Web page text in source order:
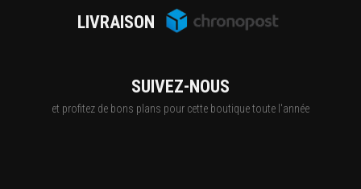
LIVRAISON
SUIVEZ-NOUS
et profitez de bons plans pour cette boutique toute l'année